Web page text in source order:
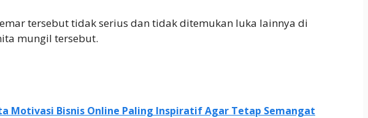
tersebut tidak serius dan tidak ditemukan luka lainnya di
mungil tersebut.
Motivasi Bisnis Online Paling Inspiratif Agar Tetap Semangat